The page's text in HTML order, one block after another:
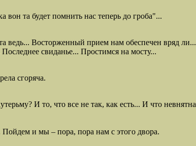
та будет помнить нас теперь до гроба"...
ведь... Восторженный прием нам обеспечен вряд ли...
свиданье... Простимся на мосту...
сгоряча.
И то, что все не так, как есть... И что невнятна
Пойдем и мы – пора, пора нам с этого двора.